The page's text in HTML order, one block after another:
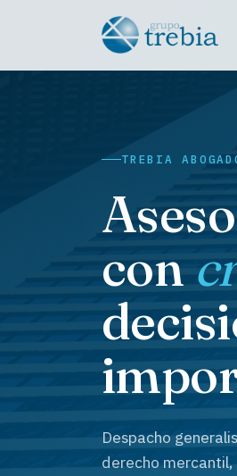
TREBIA
con
Despacho
derecho